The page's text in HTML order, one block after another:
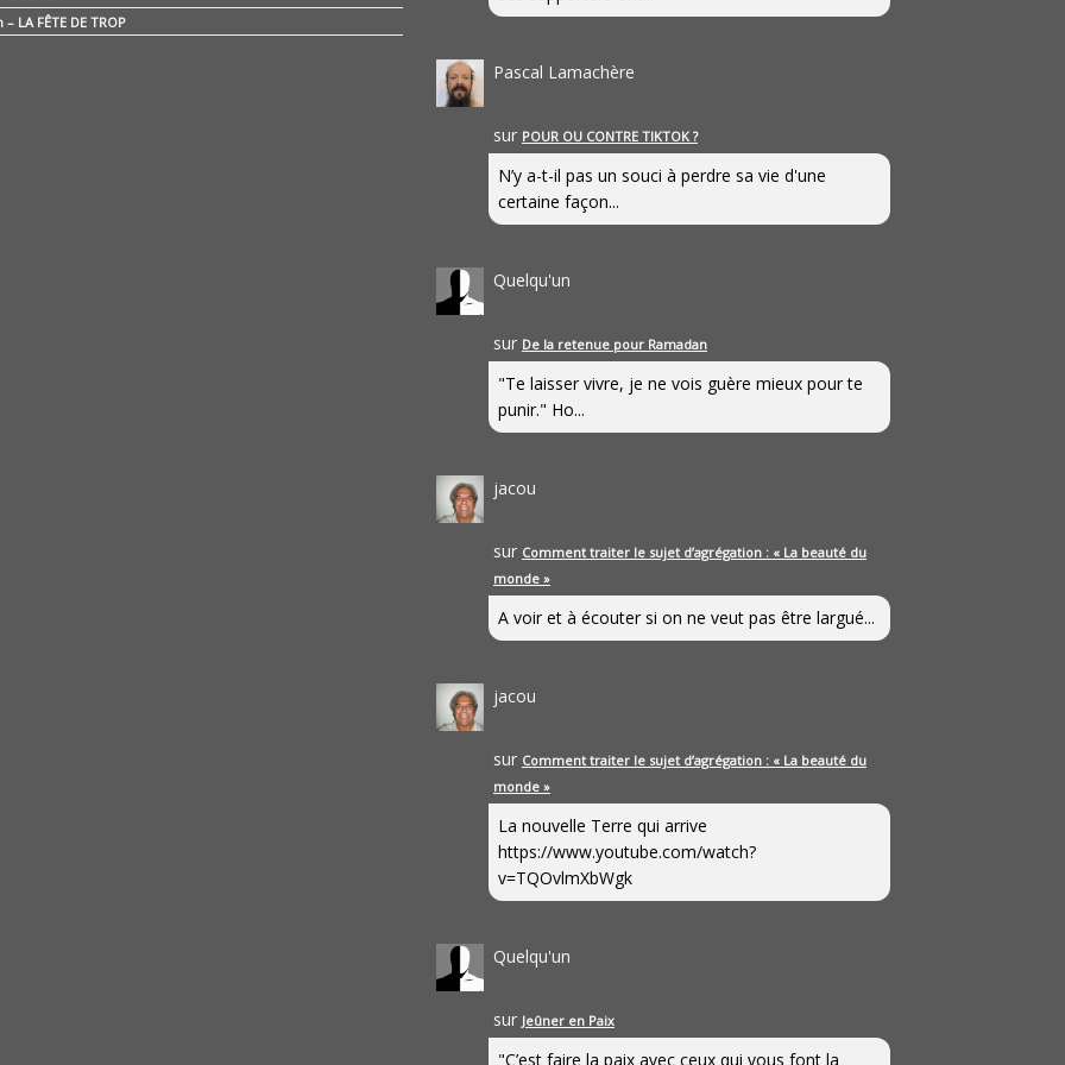
LA FÊTE DE TROP
Pascal Lamachère
sur POUR OU CONTRE TIKTOK ?
N’y a-t-il pas un souci à perdre sa vie d'une
certaine façon...
Quelqu'un
sur De la retenue pour Ramadan
"Te laisser vivre, je ne vois guère mieux pour te
punir." Ho...
jacou
sur Comment traiter le sujet d’agrégation : « La beauté du
monde »
A voir et à écouter si on ne veut pas être largué...
jacou
sur Comment traiter le sujet d’agrégation : « La beauté du
monde »
La nouvelle Terre qui arrive
https://www.youtube.com/watch?
v=TQOvlmXbWgk
Quelqu'un
sur Jeûner en Paix
"C’est faire la paix avec ceux qui vous font la